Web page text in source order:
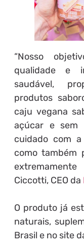
“Nosso
qualidade e
saudável,
produtos
caju vegana
açúcar e sem
cuidado com
como também
Ciccotti, CEO da
O produto já
naturais,
Brasil e no site